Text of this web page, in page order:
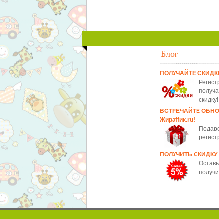
Блог
ПОЛУЧАЙТЕ
скидку!
ВСТРЕЧАЙТЕ
Жираffик.ru!
ПОЛУЧИТЬ